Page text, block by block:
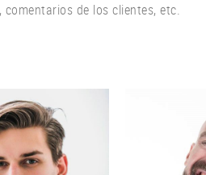
de los clientes, etc.